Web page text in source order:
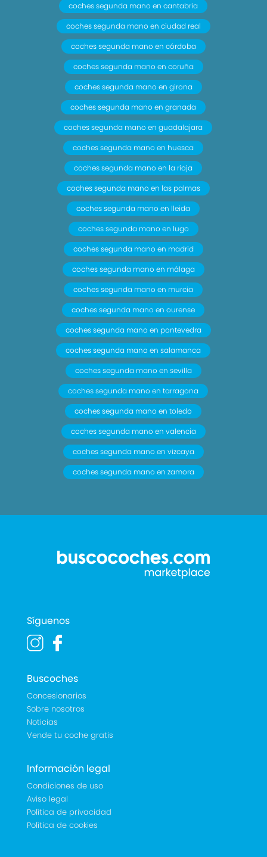
coches segunda mano en cantabria
coches segunda mano en ciudad real
coches segunda mano en córdoba
coches segunda mano en coruña
coches segunda mano en girona
coches segunda mano en granada
coches segunda mano en guadalajara
coches segunda mano en huesca
coches segunda mano en la rioja
coches segunda mano en las palmas
coches segunda mano en lleida
coches segunda mano en lugo
coches segunda mano en madrid
coches segunda mano en málaga
coches segunda mano en murcia
coches segunda mano en ourense
coches segunda mano en pontevedra
coches segunda mano en salamanca
coches segunda mano en sevilla
coches segunda mano en tarragona
coches segunda mano en toledo
coches segunda mano en valencia
coches segunda mano en vizcaya
coches segunda mano en zamora
Síguenos
Buscoches
Concesionarios
Sobre nosotros
Noticias
Vende tu coche gratis
Información legal
Condiciones de uso
Aviso legal
Política de privacidad
Política de cookies